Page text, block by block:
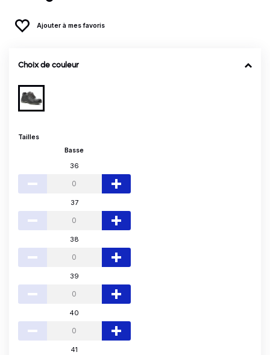
Ajouter à mes favoris
Choix de couleur
Tailles
Basse
36
37
38
39
40
41